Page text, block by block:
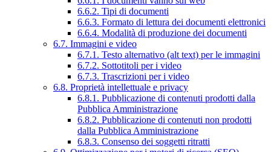
6.6.2. Tipi di documenti
6.6.3. Formato di lettura dei documenti elettronici
6.6.4. Modalità di produzione dei documenti
6.7. Immagini e video
6.7.1. Testo alternativo (alt text) per le immagini
6.7.2. Sottotitoli per i video
6.7.3. Trascrizioni per i video
6.8. Proprietà intellettuale e privacy
6.8.1. Pubblicazione di contenuti prodotti dalla
Pubblica Amministrazione
6.8.2. Pubblicazione di contenuti non prodotti
dalla Pubblica Amministrazione
6.8.3. Consenso dei soggetti ritratti